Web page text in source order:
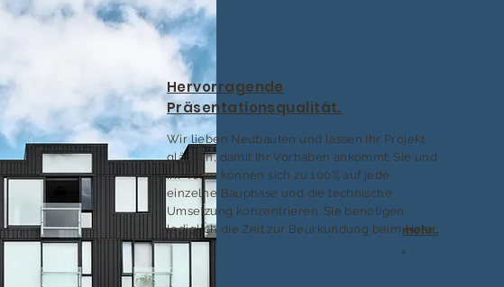
Hervorragende
Präsentationsqualität.
Wir lieben Neubauten und lassen Ihr Projekt
glänzen, damit Ihr Vorhaben ankommt. Sie und
Ihr Team können sich zu 100% auf jede
einzelne Bauphase und die technische
Umsetzung konzentrieren. Sie benötigen
lediglich die Zeit zur Beurkundung beim Notar,
mehr..
.